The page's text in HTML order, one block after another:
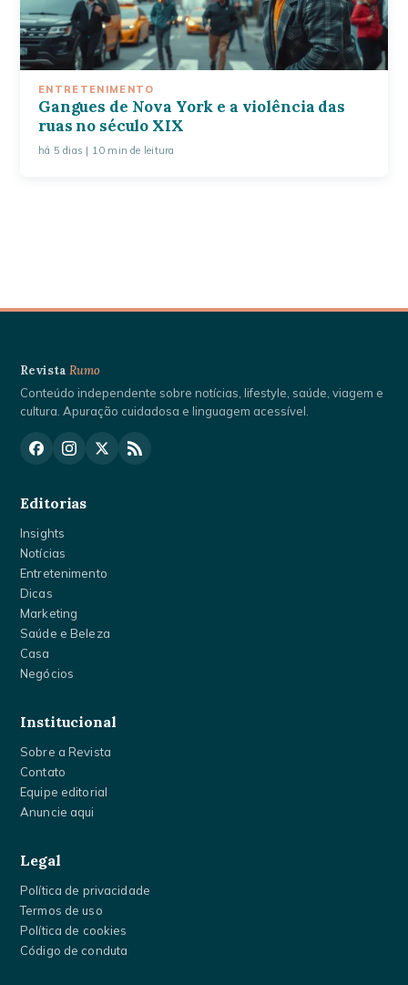
ENTRETENIMENTO
Gangues de Nova York e a violência das
ruas no século XIX
há 5 dias | 10 min de leitura
RevistaRumo
Conteúdo independente sobre notícias, lifestyle, saúde, viagem e
cultura. Apuração cuidadosa e linguagem acessível.
Editorias
Insights
Notícias
Entretenimento
Dicas
Marketing
Saúde e Beleza
Casa
Negócios
Institucional
Sobre a Revista
Contato
Equipe editorial
Anuncie aqui
Legal
Política de privacidade
Termos de uso
Política de cookies
Código de conduta